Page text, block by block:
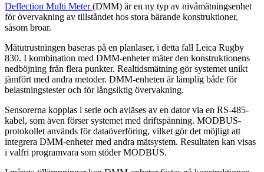
Deflection Multi Meter(DMM) är en ny typ av nivåmätningsenhet
för övervakning av tillståndet hos stora bärande konstruktioner,
såsom broar.
Mätutrustningen baseras på en planlaser, i detta fall Leica Rugby
830. I kombination med DMM-enheter mäter den konstruktionens
nedböjning från flera punkter. Realtidsmätning gör systemet unikt
jämfört med andra metoder. DMM-enheten är lämplig både för
belastningstester och för långsiktig övervakning.
Sensorerna kopplas i serie och avläses av en dator via en RS-485-
kabel, som även förser systemet med driftspänning. MODBUS-
protokollet används för dataöverföring, vilket gör det möjligt att
integrera DMM-enheter med andra mätsystem. Resultaten kan visas
i valfri programvara som stöder MODBUS.